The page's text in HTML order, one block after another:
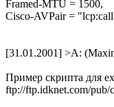
Framed-MTU = 1500,
Cisco-AVPair =
[31.01.2001] >A:
Пpимеp скpипта для
ftp://ftp.idknet.com/pub/